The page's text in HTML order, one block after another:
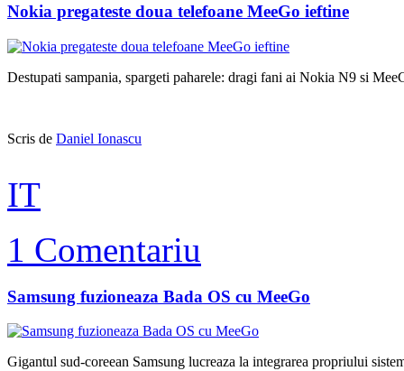
Nokia pregateste doua telefoane MeeGo ieftine
Destupati sampania, spargeti paharele: dragi fani ai Nokia N9 si
Scris de Daniel Ionascu
IT
1 Comentariu
Samsung fuzioneaza Bada OS cu MeeGo
Gigantul sud-coreean Samsung lucreaza la integrarea propriului